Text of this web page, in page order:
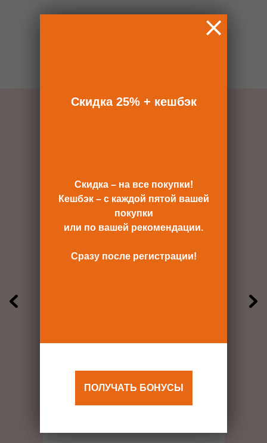
БУКЕТ МАРКЕТ
Паустовского 4Б
Скидка 25% + кешбэк
Скидка – на все покупки!
Кешбэк – с каждой пятой вашей
покупки
или по вашей рекомендации.
Сразу после регистрации!
ПОЛУЧАТЬ БОНУСЫ